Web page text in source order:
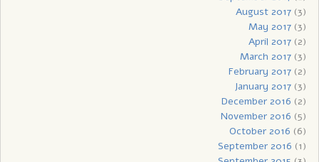
August 2017(3)
May 2017(3)
April 2017(2)
March 2017(3)
February 2017(2)
January 2017(3)
December 2016 (2)
November 2016 (5)
October 2016 (6)
September 2016 (1)